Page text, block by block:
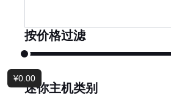
按价格过滤
¥0.00
迷你主机类别